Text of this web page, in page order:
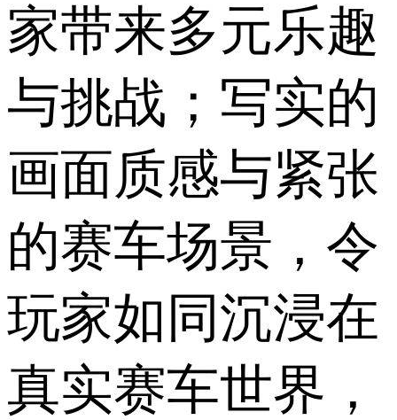
家带来多元乐趣
与挑战；写实的
画面质感与紧张
的赛车场景，令
玩家如同沉浸在
真实赛车世界，